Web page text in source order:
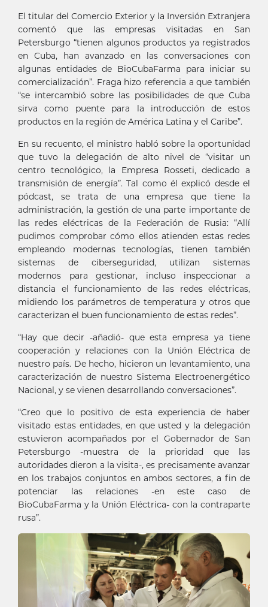
El titular del Comercio Exterior y la Inversión Extranjera
comentó que las empresas visitadas en San
Petersburgo “tienen algunos productos ya registrados
en Cuba, han avanzado en las conversaciones con
algunas entidades de BioCubaFarma para iniciar su
comercialización”. Fraga hizo referencia a que también
“se intercambió sobre las posibilidades de que Cuba
sirva como puente para la introducción de estos
productos en la región de América Latina y el Caribe”.
En su recuento, el ministro habló sobre la oportunidad
que tuvo la delegación de alto nivel de “visitar un
centro tecnológico, la Empresa Rosseti, dedicado a
transmisión de energía”. Tal como él explicó desde el
pódcast, se trata de una empresa que tiene la
administración, la gestión de una parte importante de
las redes eléctricas de la Federación de Rusia: “Allí
pudimos comprobar cómo ellos atienden estas redes
empleando modernas tecnologías, tienen también
sistemas de ciberseguridad, utilizan sistemas
modernos para gestionar, incluso inspeccionar a
distancia el funcionamiento de las redes eléctricas,
midiendo los parámetros de temperatura y otros que
caracterizan el buen funcionamiento de estas redes”.
“Hay que decir -añadió- que esta empresa ya tiene
cooperación y relaciones con la Unión Eléctrica de
nuestro país. De hecho, hicieron un levantamiento, una
caracterización de nuestro Sistema Electroenergético
Nacional, y se vienen desarrollando conversaciones”.
“Creo que lo positivo de esta experiencia de haber
visitado estas entidades, en que usted y la delegación
estuvieron acompañados por el Gobernador de San
Petersburgo -muestra de la prioridad que las
autoridades dieron a la visita-, es precisamente avanzar
en los trabajos conjuntos en ambos sectores, a fin de
potenciar las relaciones -en este caso de
BioCubaFarma y la Unión Eléctrica- con la contraparte
rusa”.